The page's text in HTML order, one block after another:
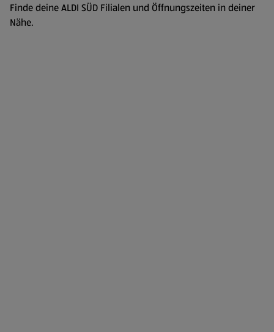
Finde deine ALDI SÜD Filialen und Öffnungszeiten in deiner
Nähe.